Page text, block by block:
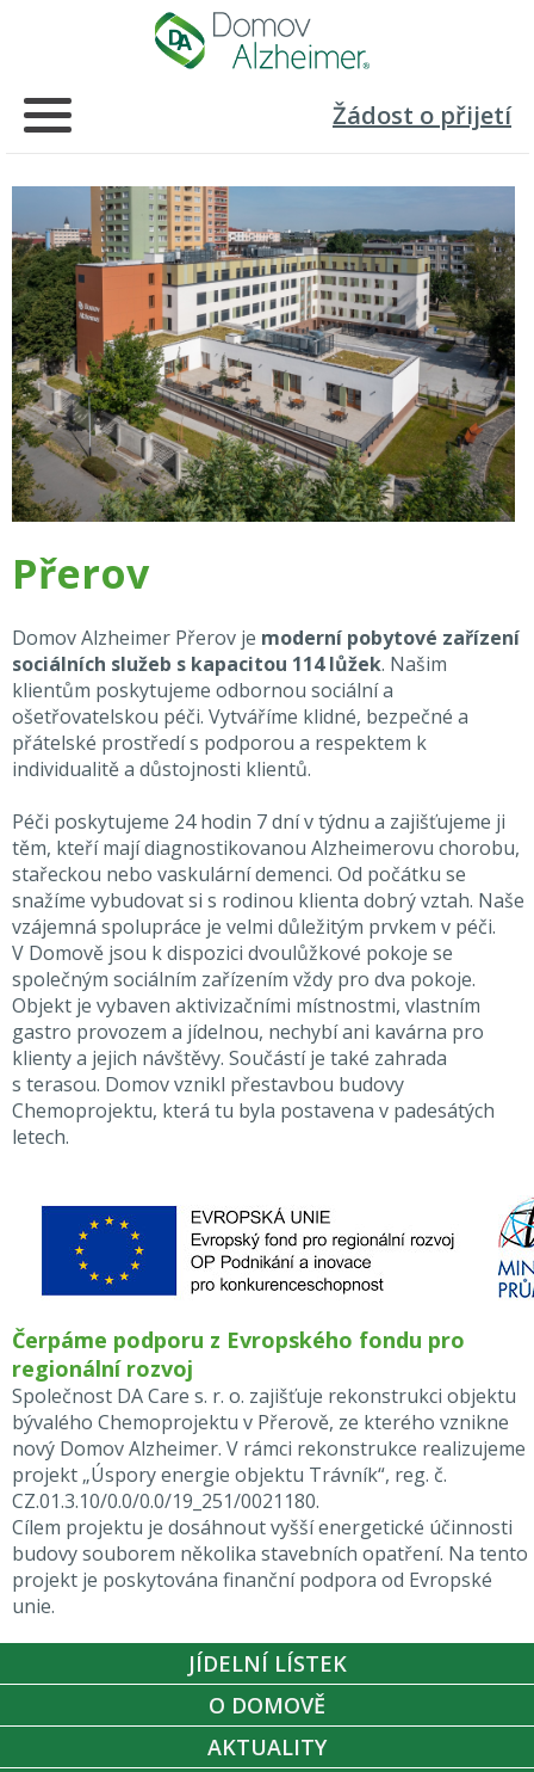
Žádost o přijetí
Přerov
Domov Alzheimer Přerov je moderní pobytové zařízení
sociálních služeb s kapacitou 114 lůžek. Našim
klientům poskytujeme odbornou sociální a
ošetřovatelskou péči. Vytváříme klidné, bezpečné a
přátelské prostředí s podporou a respektem k
individualitě a důstojnosti klientů.
Péči poskytujeme 24 hodin 7 dní v týdnu a zajišťujeme ji
těm, kteří mají diagnostikovanou Alzheimerovu chorobu,
stařeckou nebo vaskulární demenci. Od počátku se
snažíme vybudovat si s rodinou klienta dobrý vztah. Naše
vzájemná spolupráce je velmi důležitým prvkem v péči.
V Domově jsou k dispozici dvoulůžkové pokoje se
společným sociálním zařízením vždy pro dva pokoje.
Objekt je vybaven aktivizačními místnostmi, vlastním
gastro provozem a jídelnou, nechybí ani kavárna pro
klienty a jejich návštěvy. Součástí je také zahrada
s terasou. Domov vznikl přestavbou budovy
Chemoprojektu, která tu byla postavena v padesátých
letech.
Čerpáme podporu z Evropského fondu pro
regionální rozvoj
Společnost DA Care s. r. o. zajišťuje rekonstrukci objektu
bývalého Chemoprojektu v Přerově, ze kterého vznikne
nový Domov Alzheimer. V rámci rekonstrukce realizujeme
projekt „Úspory energie objektu Trávník“, reg. č.
CZ.01.3.10/0.0/0.0/19_251/0021180.
Cílem projektu je dosáhnout vyšší energetické účinnosti
budovy souborem několika stavebních opatření. Na tento
projekt je poskytována finanční podpora od Evropské
unie.
JÍDELNÍ LÍSTEK
O DOMOVĚ
AKTUALITY